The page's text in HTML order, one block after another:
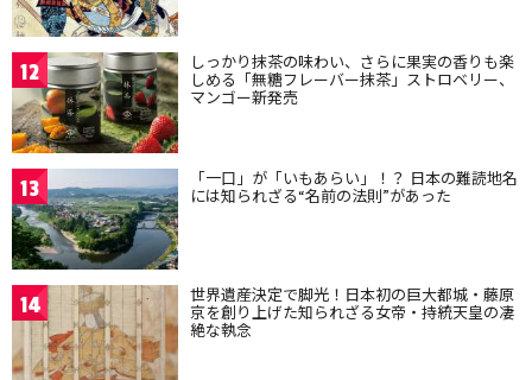
12 しっかり抹茶の味わい、さらに果実の香りも楽
しめる「無糖フレーバー抹茶」ストロベリー、
マンゴー新発売
13 「一口」が「いもあらい」！？ 日本の難読地名
には知られざる“名前の法則”があった
14 世界遺産決定で脚光！日本初の巨大都城・藤原
京を創り上げた知られざる女帝・持統天皇の凄
絶な執念